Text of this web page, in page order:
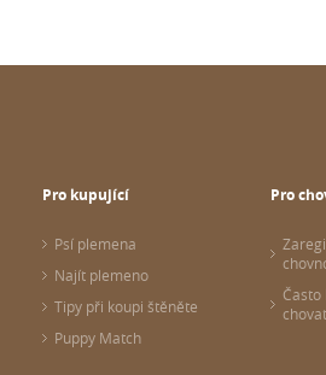
Pro kupující
Psí plemena
Najít plemeno
Tipy při koupi štěněte
Puppy Match
Pro